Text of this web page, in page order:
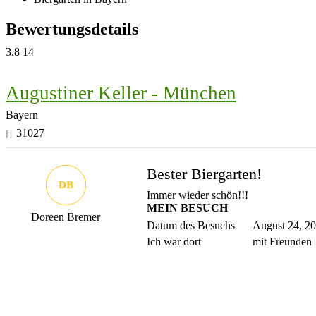
Bewertungsdetails
3.8 14
Augustiner Keller - München
Bayern
31027
Bester Biergarten!
Immer wieder schön!!!
MEIN BESUCH
Datum des Besuchs
August 24,
Ich war dort
mit Freunden
DB
Doreen Bremer